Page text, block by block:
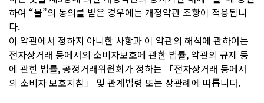
하여 “몰”의 동의를 받은 경우에는 개정약관 조항이 적용됩니
다.
이 약관에서 정하지 아니한 사항과 이 약관의 해석에 관하여는
전자상거래 등에서의 소비자보호에 관한 법률, 약관의 규제 등
에 관한 법률, 공정거래위원회가 정하는 「전자상거래 등에서
의 소비자 보호지침」 및 관계법령 또는 상관례에 따릅니다.